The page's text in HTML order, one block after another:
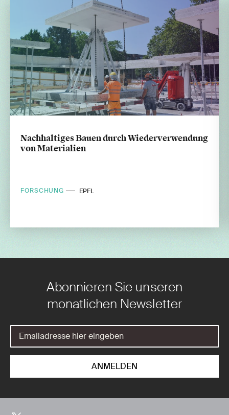
Nachhaltiges Bauen durch Wiederverwendung
von Materialien
FORSCHUNG EPFL
Abonnieren Sie unseren
monatlichen Newsletter